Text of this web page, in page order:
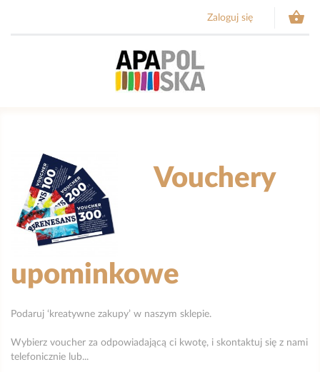
Zaloguj się 
Vouchery
upominkowe
Podaruj ‘kreatywne zakupy’ w naszym sklepie.
Wybierz voucher za odpowiadającą ci kwotę, i skontaktuj się z nami
telefonicznie lub...